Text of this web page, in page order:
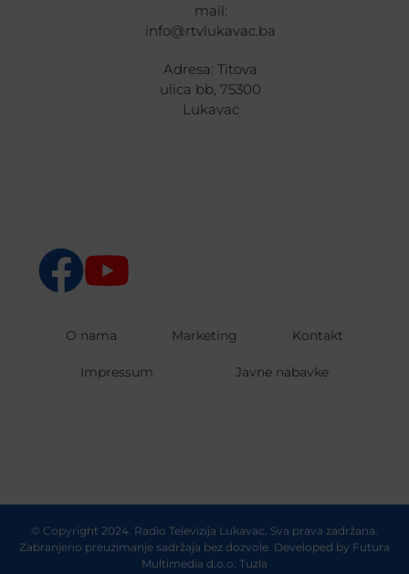
mail:
info@rtvlukavac.ba
Adresa: Titova
ulica bb, 75300
Lukavac
O nama Marketing Kontakt
Impressum Javne nabavke
© Copyright 2024. Radio Televizija Lukavac. Sva prava zadržana.
Zabranjeno preuzimanje sadržaja bez dozvole. Developed by Futura
Multimedia d.o.o. Tuzla